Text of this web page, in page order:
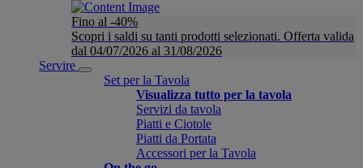
Fino al -40%
Scopri i saldi su tanti prodotti selezionati. Offerta valida
dal 04/07/2026 al 31/08/2026
Servire
Set per la Tavola
Visualizza tutto per la tavola
Servizi da tavola
Piatti e Ciotole
Piatti da Portata
Accessori per la Tavola